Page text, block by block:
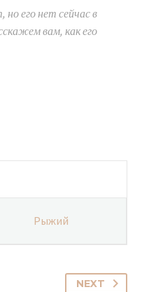
его нет сейчас в
вам, как его
Рыжий
NEXT